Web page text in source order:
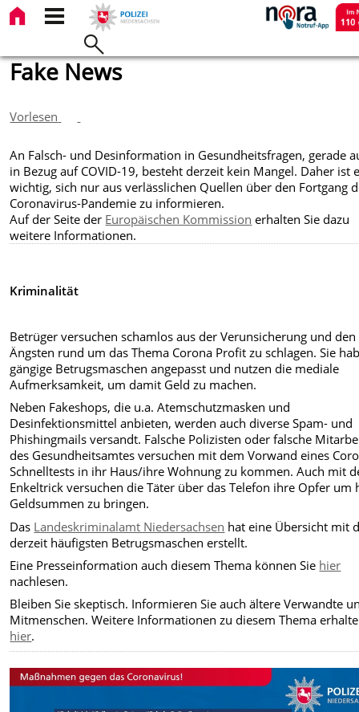
Fake News
Vorlesen
An Falsch- und Desinformation in Gesundheitsfragen, gerade
in Bezug auf COVID-19, besteht derzeit kein Mangel. Daher ist
wichtig, sich nur aus verlässlichen Quellen über den Fortgang
Coronavirus-Pandemie zu informieren.
Auf der Seite der Europäischen Kommission erhalten Sie dazu
weitere Informationen.
Kriminalität
Betrüger versuchen schamlos aus der Verunsicherung und den
Ängsten rund um das Thema Corona Profit zu schlagen. Sie
gängige Betrugsmaschen angepasst und nutzen die mediale
Aufmerksamkeit, um damit Geld zu machen.
Neben Fakeshops, die u.a. Atemschutzmasken und
Desinfektionsmittel anbieten, werden auch diverse Spam- und
Phishingmails versandt. Falsche Polizisten oder falsche
des Gesundheitsamtes versuchen mit dem Vorwand eines
Schnelltests in ihr Haus/ihre Wohnung zu kommen. Auch mit
Enkeltrick versuchen die Täter über das Telefon ihre Opfer um
Geldsummen zu bringen.
Das Landeskriminalamt Niedersachsen hat eine Übersicht mit
derzeit häufigsten Betrugsmaschen erstellt.
Eine Presseinformation auch diesem Thema können Sie hier
nachlesen.
Bleiben Sie skeptisch. Informieren Sie auch ältere Verwandte
Mitmenschen. Weitere Informationen zu diesem Thema
hier.